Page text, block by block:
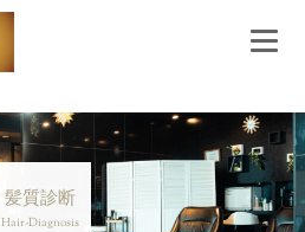
髪質診断
Hair-Diagnosis